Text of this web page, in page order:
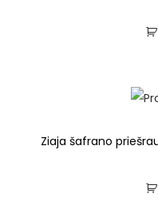
Ziaja šafrano